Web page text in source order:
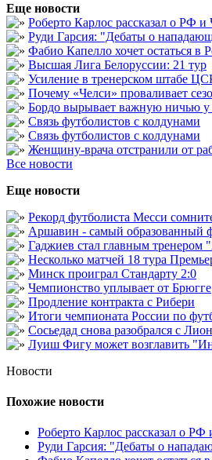
Еще новости
Роберто Карлос рассказал о РФ
Руди Гарсия: "Дебаты о
Фабио Капелло хочет остаться в
Высшая Лига Белоруссии: 21 тур
Усиление в тренерском штабе
Почему «Челси» проваливает
Бордо вырывает важную ничью
Связь футболистов с колдунами
Связь футболистов с колдунами
Женщину-врача отстранили от
Все новости
Еще новости
Рекорд футболиста Месси
Аршавин - самый образованный
Гаджиев стал главным
Несколько матчей 18 тура
Минск проиграл Стандарту 2:0
Чемпионство уплывает от Брюгге
Продление контракта с Рибери
Итоги чемпионата России по
Сосьедад снова разобрался с
Луиш Фигу может возглавить
Новости
Похожие новости
Роберто Карлос рассказал о
Руди Гарсия: "Дебаты о